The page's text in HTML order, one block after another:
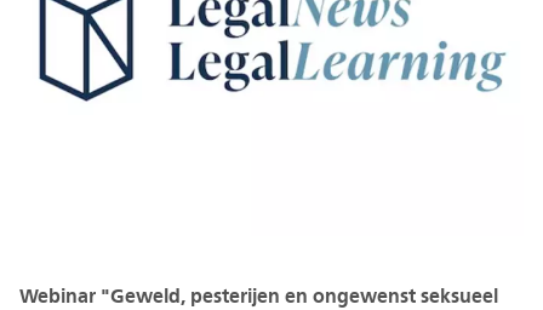
Webinar "Geweld, pesterijen en ongewenst seksueel